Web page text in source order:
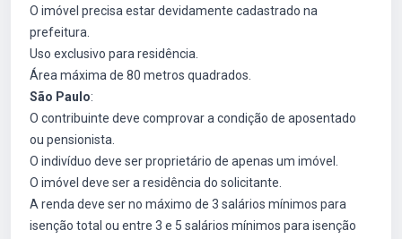
O imóvel precisa estar devidamente cadastrado na
prefeitura.
Uso exclusivo para residência.
Área máxima de 80 metros quadrados.
São Paulo:
O contribuinte deve comprovar a condição de aposentado
ou pensionista.
O indivíduo deve ser proprietário de apenas um imóvel.
O imóvel deve ser a residência do solicitante.
A renda deve ser no máximo de 3 salários mínimos para
isenção total ou entre 3 e 5 salários mínimos para isenção